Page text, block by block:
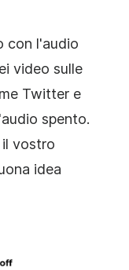
con l'audio
video sulle
Twitter e
spento.
vostro
idea